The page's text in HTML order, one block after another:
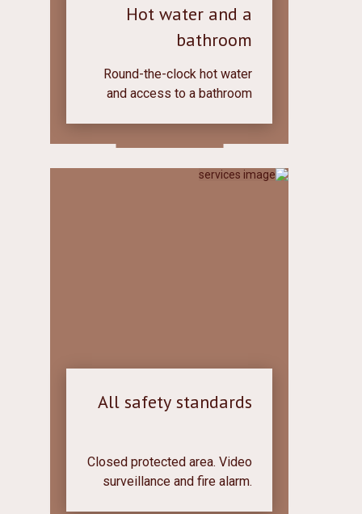
Hot water and a
bathroom
Round-the-clock hot water
and access to a bathroom
upon prepayment. The dryer
is free of charge
All safety standards
Closed protected area. Video
surveillance and fire alarm.